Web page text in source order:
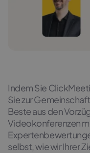
Indem Sie
Sie zur
Beste aus den
Videokonferenzen
selbst, wie wir Ihrer